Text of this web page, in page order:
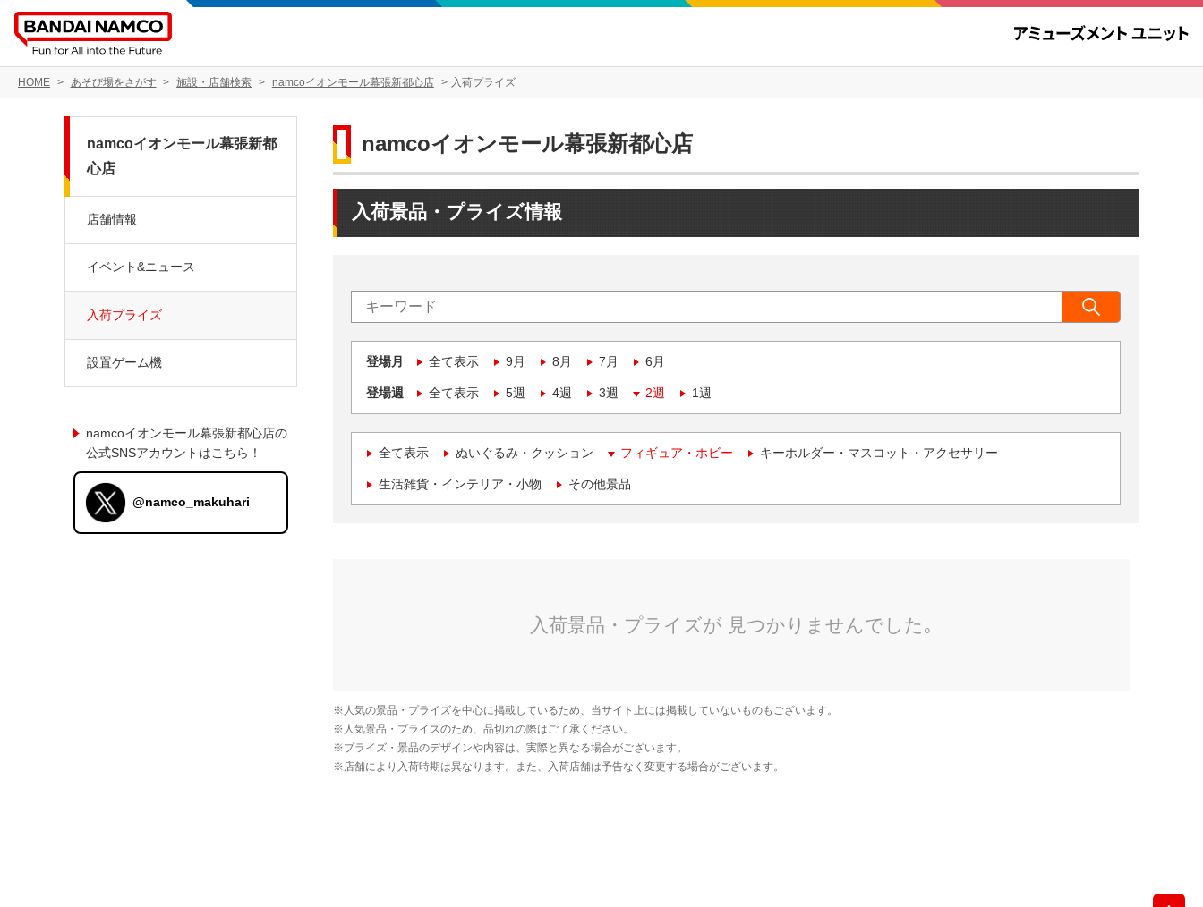
HOME あそび場をさがす 施設・店舗検索 namcoイオンモール幕張新都心店 入荷プライズ
namcoイオンモール幕張新都心店
入荷景品・プライズ情報
登場月 全て表示 9月 8月 7月 6月
登場週 全て表示 5週 4週 3週 2週 1週
全て表示 ぬいぐるみ・クッション フィギュア・ホビー キーホルダー・マスコット・アクセサリー
生活雑貨・インテリア・小物 その他景品
namcoイオンモール幕張新都
心店
店舗情報
イベント&ニュース
入荷プライズ
設置ゲーム機
namcoイオンモール幕張新都心店の
公式SNSアカウントはこちら！
@namco_makuhari